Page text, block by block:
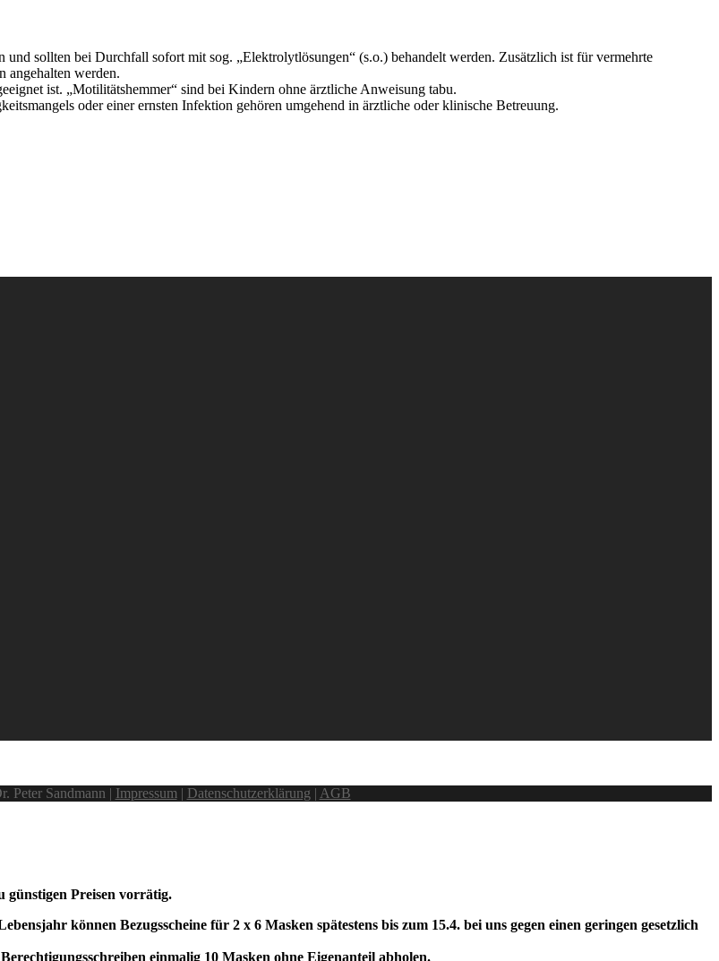
sollten bei Durchfall sofort mit sog. „Elektrolytlösungen“ (s.o.) behandelt werden. Zusätzlich ist für vermehrte
angehalten werden.
ist. „Motilitätshemmer“ sind bei Kindern ohne ärztliche Anweisung tabu.
oder einer ernsten Infektion gehören umgehend in ärztliche oder klinische Betreuung.
Peter Sandmann | Impressum | Datenschutzerklärung | AGB
günstigen Preisen vorrätig.
können Bezugsscheine für 2 x 6 Masken spätestens bis zum 15.4. bei uns gegen einen geringen gesetzlich
einmalig 10 Masken ohne Eigenanteil abholen.